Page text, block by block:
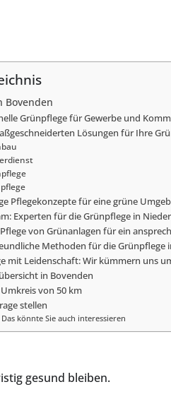
Bovenden
Grünpflege für Gewerbe und
Lösungen für Ihre
Pflegekonzepte für eine grüne
Experten für die Grünpflege in
von Grünanlagen für ein
Methoden für die Grünpflege
mit Leidenschaft: Wir kümmern uns
in Bovenden
von 50 km
stellen
Das könnte Sie auch interessieren
gesund bleiben.